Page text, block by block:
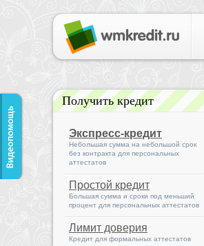
Получить кредит
Экспресс-кредит
Небольшая сумма на небольшой срок
без контракта для персональных
аттестатов
Простой кредит
Большая сумма и сроки под меньший
процент для персональных аттестатов
Лимит доверия
Кредит для формальных аттестатов